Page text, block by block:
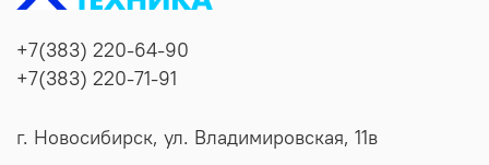
+7(383) 220-64-90
+7(383) 220-71-91
г. Новосибирск, ул. Владимировская, 11в